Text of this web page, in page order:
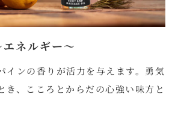
エネルギー～
インの香りが活力を与えます。勇気
き、こころとからだの心強い味方と